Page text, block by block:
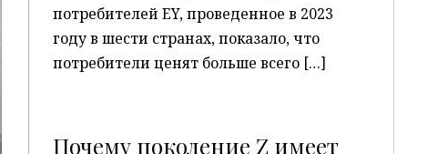
потребителей EY, проведенное в 2023
году в шести странах, показало, что
потребители ценят больше всего […]
Почему поколение Z имеет